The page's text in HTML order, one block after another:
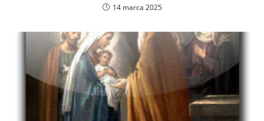
14 marca 2025